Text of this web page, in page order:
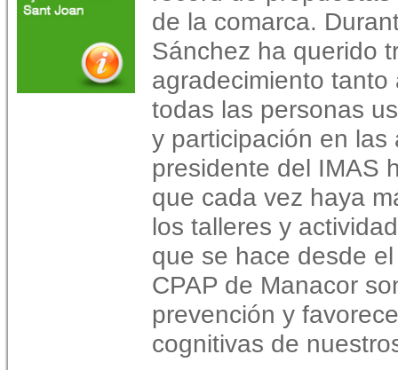
de la comarca.
Sánchez ha querido
agradecimiento
todas las personas
y participación en
presidente del IMAS
que cada vez haya
los talleres y
que se hace desde
CPAP de Manacor
prevención y
cognitivas de